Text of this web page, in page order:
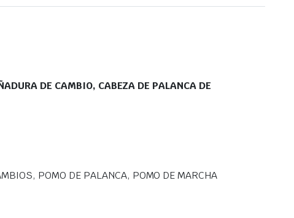
DE CAMBIO, CABEZA DE PALANCA DE
POMO DE PALANCA, POMO DE MARCHA